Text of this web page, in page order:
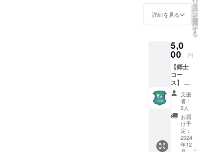
メール
メール
にてご
の気持
ちを伝
えさせ
ていた
だきま
す。
詳細を見る
リ
タ
ー
ン
を
選
択
す
る
5,0
00 円
【郷士
コー
ス】 こ
ちらの
コース
では、
以下の
特典を
ご用意
してい
ます。
支援
者：
2人
お届
け予
定：
2024
年12